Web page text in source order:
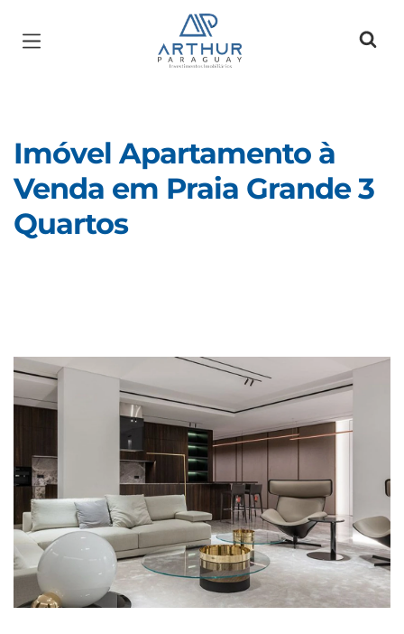
Página inicial
Imóvel Apartamento à
Venda em Praia Grande 3
Quartos